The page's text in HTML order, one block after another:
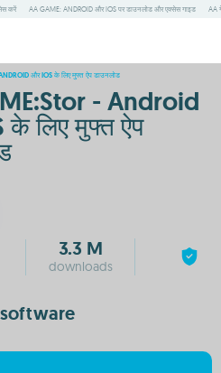
करें AA GAME: ANDROID और IOS पर डाउनलोड और एक्सेस गाइड AA
और IOS के लिए मुफ्त ऐप डाउनलोड
- Android
लिए मुफ्त ऐप
3.3 M
downloads